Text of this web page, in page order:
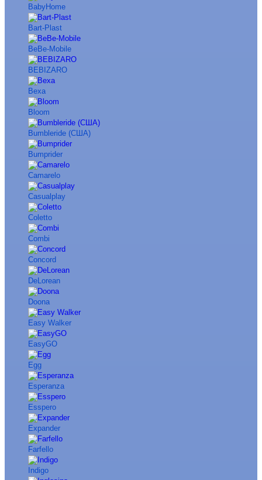
BabyHome
Bart-Plast
BeBe-Mobile
BEBIZARO
Bexa
Bloom
Bumbleride (США)
Bumprider
Camarelo
Casualplay
Coletto
Combi
Concord
DeLorean
Doona
Easy Walker
EasyGO
Egg
Esperanza
Esspero
Expander
Farfello
Indigo